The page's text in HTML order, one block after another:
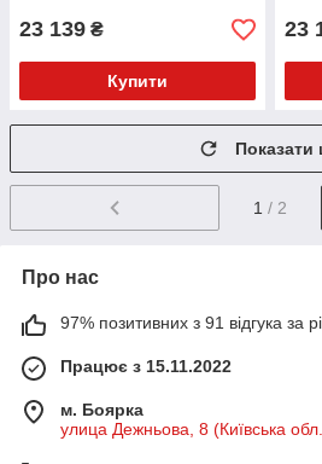
23 139 ₴
Купити
23
Показати
1 / 2
Про нас
97% позитивних з 91 відгука за
Працює з 15.11.2022
м. Боярка
улица Дежньова, 8 (Київська